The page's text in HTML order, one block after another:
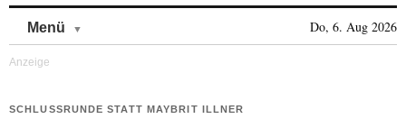
Menü Do, 6. Aug 2026
SCHLUSSRUNDE STATT MAYBRIT ILLNER